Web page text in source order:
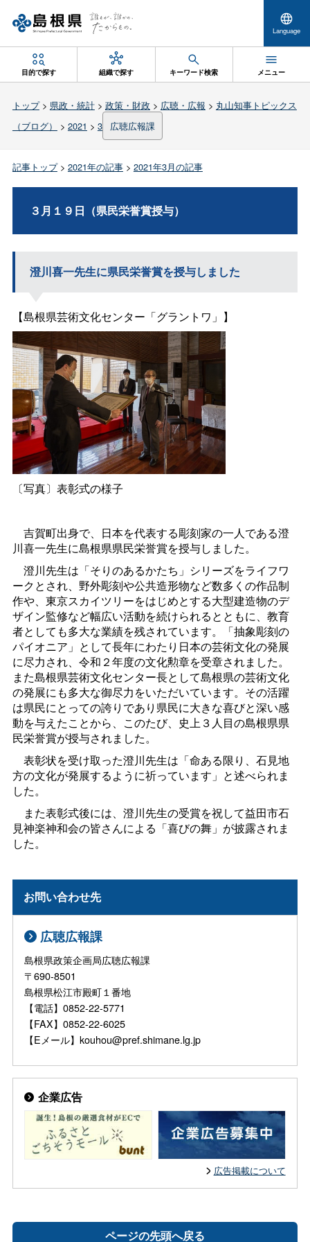
Language
目的で探す 組織で探す キーワード検索 メニュー
トップ> 県政・統計> 政策・財政 > 広聴・広報 > 丸山知事トピックス
（ブログ）
> 2021 > 3 広聴広報課
記事トップ> 2021年の記事> 2021年3月の記事
３月１９日（県民栄誉賞授与）
澄川喜一先生に県民栄誉賞を授与しました
【島根県芸術文化センター「グラントワ」】
〔写真〕表彰式の様子
吉賀町出身で、日本を代表する彫刻家の一人である澄
川喜一先生に島根県県民栄誉賞を授与しました。
澄川先生は「そりのあるかたち」シリーズをライフワ
ークとされ、野外彫刻や公共造形物など数多くの作品制
作や、東京スカイツリーをはじめとする大型建造物のデ
ザイン監修など幅広い活動を続けられるとともに、教育
者としても多大な業績を残されています。「抽象彫刻の
パイオニア」として長年にわたり日本の芸術文化の発展
に尽力され、令和２年度の文化勲章を受章されました。
また島根県芸術文化センター長として島根県の芸術文化
の発展にも多大な御尽力をいただいています。その活躍
は県民にとっての誇りであり県民に大きな喜びと深い感
動を与えたことから、このたび、史上３人目の島根県県
民栄誉賞が授与されました。
表彰状を受け取った澄川先生は「命ある限り、石見地
方の文化が発展するように祈っています」と述べられま
した。
また表彰式後には、澄川先生の受賞を祝して益田市石
見神楽神和会の皆さんによる「喜びの舞」が披露されま
した。
お問い合わせ先
広聴広報課
島根県政策企画局広聴広報課
〒690-8501
島根県松江市殿町１番地
【電話】0852-22-5771
【FAX】0852-22-6025
【Eメール】kouhou@pref.shimane.lg.jp
企業広告
広告掲載について
ページの先頭へ戻る